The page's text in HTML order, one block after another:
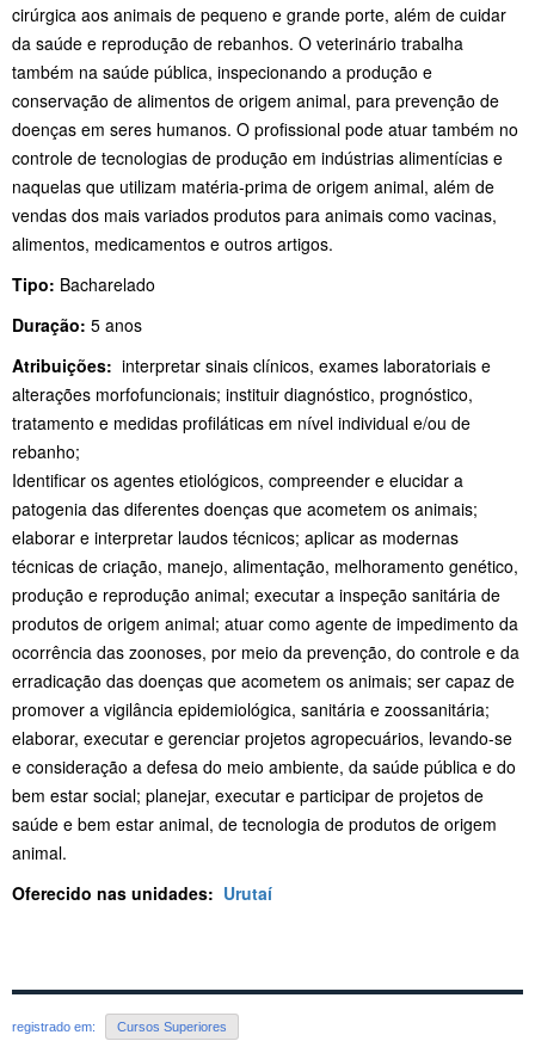
cirúrgica aos animais de pequeno e grande porte, além de cuidar
da saúde e reprodução de rebanhos. O veterinário trabalha
também na saúde pública, inspecionando a produção e
conservação de alimentos de origem animal, para prevenção de
doenças em seres humanos. O profissional pode atuar também no
controle de tecnologias de produção em indústrias alimentícias e
naquelas que utilizam matéria-prima de origem animal, além de
vendas dos mais variados produtos para animais como vacinas,
alimentos, medicamentos e outros artigos.
Tipo: Bacharelado
Duração: 5 anos
Atribuições: interpretar sinais clínicos, exames laboratoriais e
alterações morfofuncionais; instituir diagnóstico, prognóstico,
tratamento e medidas profiláticas em nível individual e/ou de
rebanho;
Identificar os agentes etiológicos, compreender e elucidar a
patogenia das diferentes doenças que acometem os animais;
elaborar e interpretar laudos técnicos; aplicar as modernas
técnicas de criação, manejo, alimentação, melhoramento genético,
produção e reprodução animal; executar a inspeção sanitária de
produtos de origem animal; atuar como agente de impedimento da
ocorrência das zoonoses, por meio da prevenção, do controle e da
erradicação das doenças que acometem os animais; ser capaz de
promover a vigilância epidemiológica, sanitária e zoossanitária;
elaborar, executar e gerenciar projetos agropecuários, levando-se
e consideração a defesa do meio ambiente, da saúde pública e do
bem estar social; planejar, executar e participar de projetos de
saúde e bem estar animal, de tecnologia de produtos de origem
animal.
Oferecido nas unidades: Urutaí
registrado em: Cursos Superiores